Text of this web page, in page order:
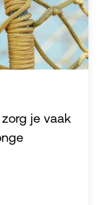
je vaak